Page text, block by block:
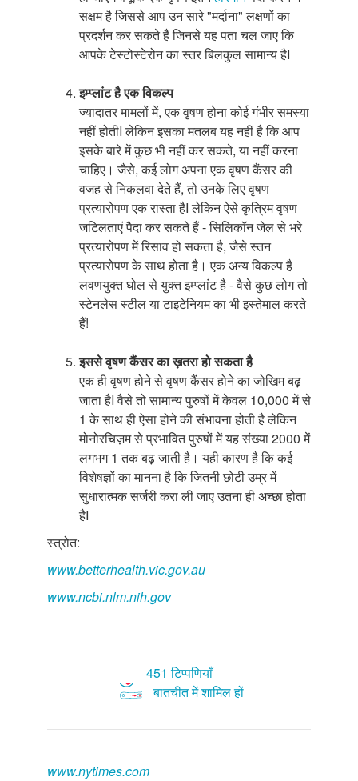
सक्षम है जिससे आप उन सारे "मर्दाना" लक्षणों का
प्रदर्शन कर सकते हैं जिनसे यह पता चल जाए कि
आपके टेस्टोस्टेरोन का स्तर बिलकुल सामान्य हैI
इम्प्लांट है एक विकल्प
ज्यादातर मामलों में, एक वृषण होना कोई गंभीर समस्या
नहीं होतीI लेकिन इसका मतलब यह नहीं है कि आप
इसके बारे में कुछ भी नहीं कर सकते, या नहीं करना
चाहिए। जैसे, कई लोग अपना एक वृषण कैंसर की
वजह से निकलवा देते हैं, तो उनके लिए वृषण
प्रत्यारोपण एक रास्ता हैI लेकिन ऐसे कृत्रिम वृषण
जटिलताएं पैदा कर सकते हैं - सिलिकॉन जेल से भरे
प्रत्यारोपण में रिसाव हो सकता है, जैसे स्तन
प्रत्यारोपण के साथ होता है। एक अन्य विकल्प है
लवणयुक्त घोल से युक्त इम्प्लांट है - वैसे कुछ लोग तो
स्टेनलेस स्टील या टाइटेनियम का भी इस्तेमाल करते
हैं!
इससे वृषण कैंसर का ख़तरा हो सकता है
एक ही वृषण होने से वृषण कैंसर होने का जोखिम बढ़
जाता हैI वैसे तो सामान्य पुरुषों में केवल 10,000 में से
1 के साथ ही ऐसा होने की संभावना होती है लेकिन
मोनोरचिज़म से प्रभावित पुरुषों में यह संख्या 2000 में
लगभग 1 तक बढ़ जाती है। यही कारण है कि कई
विशेषज्ञों का मानना है कि जितनी छोटी उम्र में
सुधारात्मक सर्जरी करा ली जाए उतना ही अच्छा होता
हैI
स्त्रोत:
www.betterhealth.vic.gov.au
www.ncbi.nlm.nih.gov
451 टिप्पणियाँ
बातचीत में शामिल हों
www.nytimes.com